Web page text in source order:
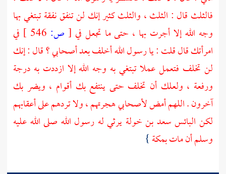
فالثلث قال : الثلث ، والثلث كثير إنك لن تنفق نفقة تبتغي بها
وجه الله إلا أجرت بها ، حتى ما تجعل في [ ص:
في
امرأتك قال قلت : يا رسول الله أخلف بعد أصحابي ؟ قال : إنك
لن تخلف فتعمل عملا تبتغي به وجه الله إلا ازددت به درجة
ورفعة ، ولعلك أن تخلف حتى ينتفع بك أقوام ، ويضر بك
آخرون . اللهم أمض لأصحابي هجرتهم ، ولا تردهم على أعقابهم
لكن البائسسعد بن خولة يرثي له رسول الله صلى الله عليه
وسلم أن ماتبمكة}